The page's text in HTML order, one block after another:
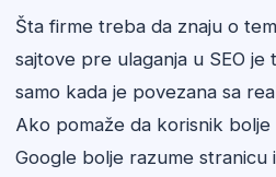
Šta firme treba da znaju o
sajtove pre ulaganja u SEO je
samo kada je povezana sa
Ako pomaže da korisnik
Google bolje razume stranicu